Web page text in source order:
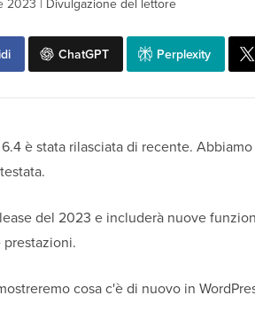
2023 | Divulgazione del lettore
ChatGPT Perplexity
6.4 è stata rilasciata di recente.
del 2023 e includerà nuove
cosa c'è di nuovo in